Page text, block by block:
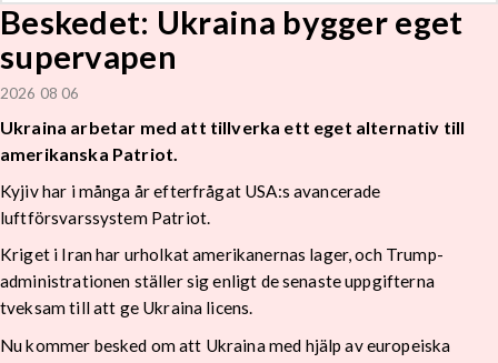
Beskedet: Ukraina bygger eget
supervapen
2026 08 06
Ukraina arbetar med att tillverka ett eget alternativ till
amerikanska Patriot.
Kyjiv har i många år efterfrågat USA:s avancerade
luftförsvarssystem Patriot.
Kriget i Iran har urholkat amerikanernas lager, och Trump-
administrationen ställer sig enligt de senaste uppgifterna
tveksam till att ge Ukraina licens.
Nu kommer besked om att Ukraina med hjälp av europeiska